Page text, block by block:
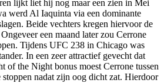
lijkt liet hij nog maar een zien in Mei
werd Al Iaquinta via een dominante
Beide vechters kregen hiervoor de
een maand later zou Cerrone
Tijdens UFC 238 in Chicago was
In een zeer attractief gevecht dat
of the Night bonus moest Cerrone tussen
stoppen nadat zijn oog dicht zat. Hierdoor